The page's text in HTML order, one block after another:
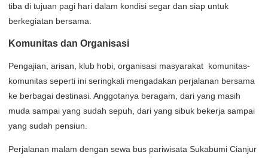
tiba di tujuan pagi hari dalam kondisi segar dan siap untuk
berkegiatan bersama.
Komunitas dan Organisasi
Pengajian, arisan, klub hobi, organisasi masyarakat komunitas-
komunitas seperti ini seringkali mengadakan perjalanan bersama
ke berbagai destinasi. Anggotanya beragam, dari yang masih
muda sampai yang sudah sepuh, dari yang sibuk bekerja sampai
yang sudah pensiun.
Perjalanan malam dengan sewa bus pariwisata Sukabumi Cianjur